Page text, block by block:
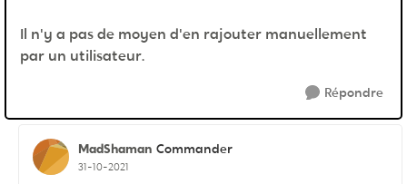
Il n'y a pas de moyen d'en rajouter manuellement
par un utilisateur.
Répondre
MadShaman Commander
31-10-2021